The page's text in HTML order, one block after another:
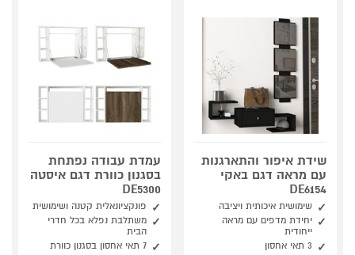
שידת איפור והתארגנות
עם מראה דגם באקי
DE6154
שימושית איכותית ויציבה
יחידת מדפים עם מראה
ייחודית
3 תאי אחסון
עמדת עבודה נפתחת
בסגנון כוורת דגם איסטה
DE5300
פונקציונאלית קטנה ושימושית
משתלבת נפלא בכל חדרי
הבית
7 תאי אחסון בסגנון כוורת